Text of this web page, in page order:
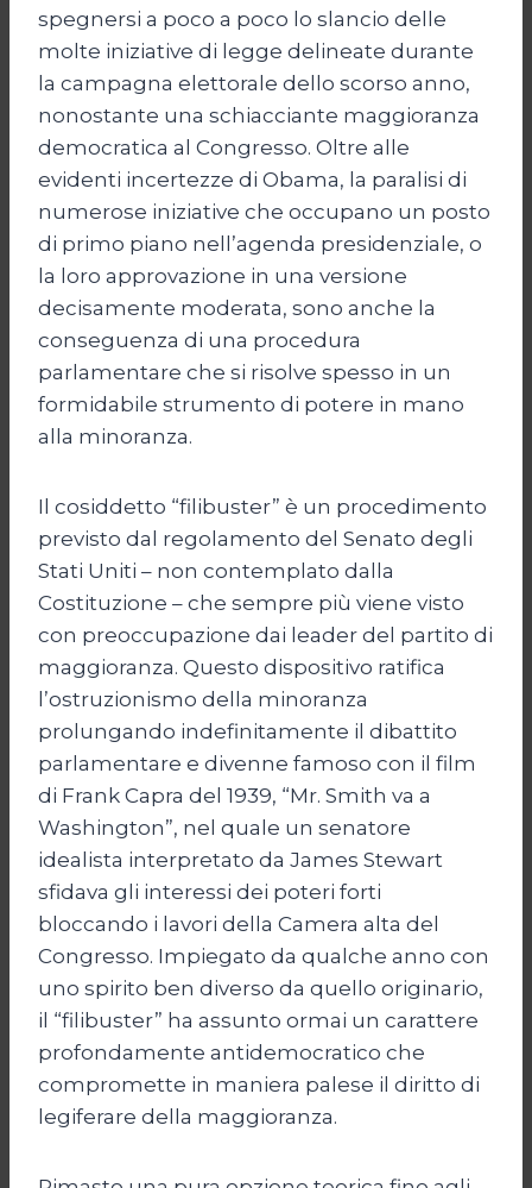
spegnersi a poco a poco lo slancio delle
molte iniziative di legge delineate durante
la campagna elettorale dello scorso anno,
nonostante una schiacciante maggioranza
democratica al Congresso. Oltre alle
evidenti incertezze di Obama, la paralisi di
numerose iniziative che occupano un posto
di primo piano nell’agenda presidenziale, o
la loro approvazione in una versione
decisamente moderata, sono anche la
conseguenza di una procedura
parlamentare che si risolve spesso in un
formidabile strumento di potere in mano
alla minoranza.
Il cosiddetto “filibuster” è un procedimento
previsto dal regolamento del Senato degli
Stati Uniti – non contemplato dalla
Costituzione – che sempre più viene visto
con preoccupazione dai leader del partito di
maggioranza. Questo dispositivo ratifica
l’ostruzionismo della minoranza
prolungando indefinitamente il dibattito
parlamentare e divenne famoso con il film
di Frank Capra del 1939, “Mr. Smith va a
Washington”, nel quale un senatore
idealista interpretato da James Stewart
sfidava gli interessi dei poteri forti
bloccando i lavori della Camera alta del
Congresso. Impiegato da qualche anno con
uno spirito ben diverso da quello originario,
il “filibuster” ha assunto ormai un carattere
profondamente antidemocratico che
compromette in maniera palese il diritto di
legiferare della maggioranza.